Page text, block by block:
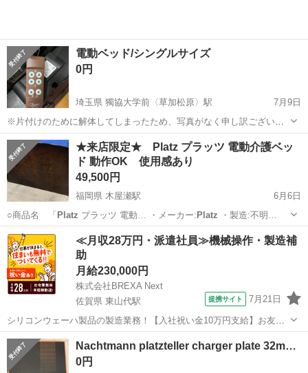
電動ベッド/シングルサイズ
0円
埼玉県 獨協大学前〈草加松原〉駅
7月9日
※片付けのために解体してしまったため、写真がなく申し訳ございま
せん。 数年使用しておりましたので、マットレスはそれなりの使用感
があります。 ですので引取りの際は、 マットレスは無しでフレームだ
けでも構いません。 7/...
埼玉 草加市 獨協大学前〈草加松原〉駅 ベッド 電動
★来店限定★ Platz プラッツ 電動介護ベッ
ド 動作OK 使用感あり
49,500円
福岡県 木屋瀬駅
6月6日
○商品名 「 Platz プラッツ 電動… ・メーカー: Platz ・製造:不明…
福岡 北九州市 木屋瀬駅 ベッド Platz
≪月収28万円・派遣社員≫機械操作・製造補
助
月給230,000円
株式会社BREXA Next
佐賀県 東山代駅
提携サイト 7月21日
シリコンウェーハ製品の製造業務！【入社祝い金10万円支給】お友達
やカップルとの応募OK◎年間休日129日＆休出なしでプライベート充
実♪業務はクリーンルームで快適作業◎自社正社員登用制度あり★1食
300円～の格安食堂あり！《佐...
佐賀 伊万里市
Nachtmann platzteller charger plate 32m…
0円